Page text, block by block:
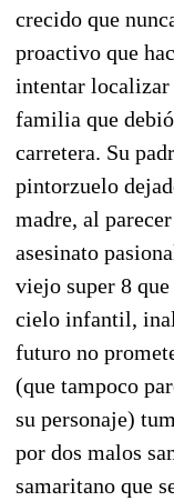
crecido que
proactivo que
intentar localizar
familia que
carretera. Su
pintorzuelo
madre, al
asesinato
viejo super 8
cielo infantil,
futuro no
(que tampoco
su personaje)
por dos malos
samaritano que